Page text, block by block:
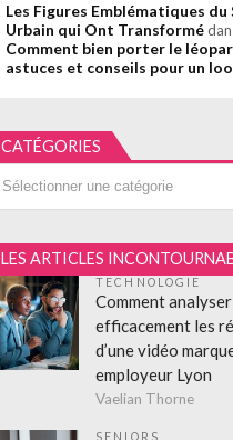
Les Figures Emblématiques du
Urbain qui Ont Transformé
Comment bien porter le
astuces et conseils pour un
CATÉGORIES
LES ARTICLES
TECHNOLOGIE
Comment analyser
efficacement les
d’une vidéo
employeur Lyon
Vaelian Thorne
SENIORS